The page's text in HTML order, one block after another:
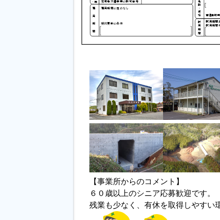
【事業所からのコメント】
６０歳以上のシニア応募歓迎です。
残業も少なく、有休を取得しやすい